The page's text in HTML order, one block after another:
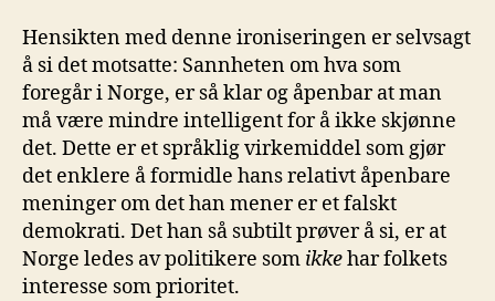
Hensikten med denne ironiseringen er selvsagt
å si det motsatte: Sannheten om hva som
foregår i Norge, er så klar og åpenbar at man
må være mindre intelligent for å ikke skjønne
det. Dette er et språklig virkemiddel som gjør
det enklere å formidle hans relativt åpenbare
meninger om det han mener er et falskt
demokrati. Det han så subtilt prøver å si, er at
Norge ledes av politikere som ikkehar folkets
interesse som prioritet.